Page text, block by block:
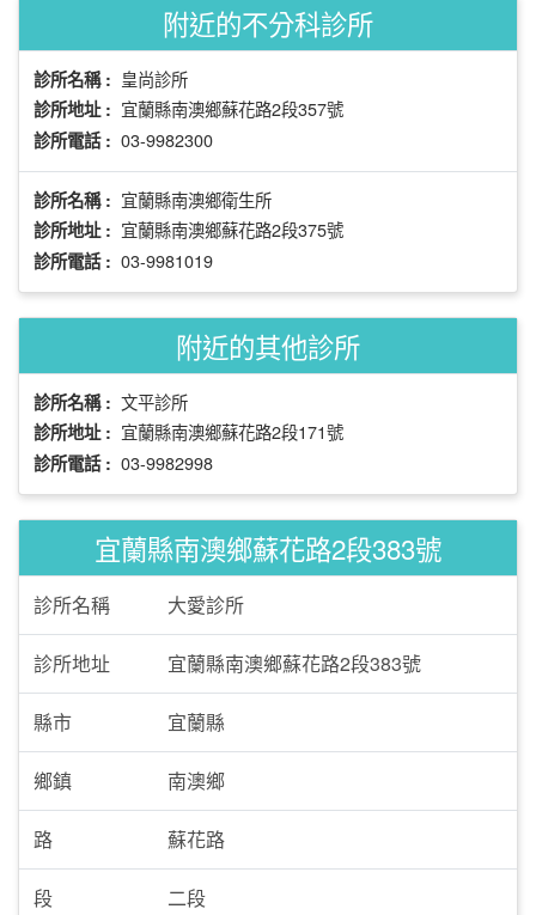
附近的不分科診所
診所名稱 : 皇尚診所
診所地址 : 宜蘭縣南澳鄉蘇花路2段357號
診所電話 : 03-9982300
診所名稱 : 宜蘭縣南澳鄉衛生所
診所地址 : 宜蘭縣南澳鄉蘇花路2段375號
診所電話 : 03-9981019
附近的其他診所
診所名稱 : 文平診所
診所地址 : 宜蘭縣南澳鄉蘇花路2段171號
診所電話 : 03-9982998
宜蘭縣南澳鄉蘇花路2段383號
診所名稱 大愛診所
診所地址 宜蘭縣南澳鄉蘇花路2段383號
縣市 宜蘭縣
鄉鎮 南澳鄉
路 蘇花路
段 二段